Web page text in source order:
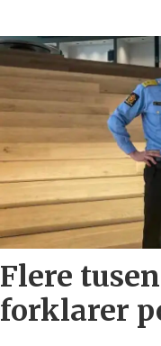
Flere
forklarer